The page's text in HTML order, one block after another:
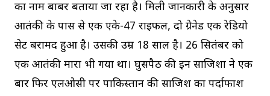
का नाम बाबर बताया जा रहा है। मिली जानकारी के अनुसार
आतंकी के पास से एक एके-47 राइफल, दो ग्रेनेड एक रेडियो
सेट बरामद हुआ है। उसकी उम्र 18 साल है। 26 सितंबर को
एक आतंकी मारा भी गया था। घुसपैठ की इन साजिशों ने एक
बार फिर एलओसी पर पाकिस्तान की साजिश का पर्दाफाश